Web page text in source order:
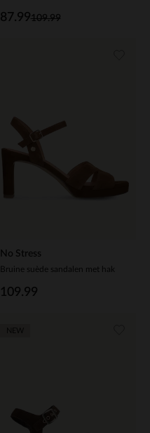
109.99
87.99
No Stress
Bruine suède sandalen met hak
109.99